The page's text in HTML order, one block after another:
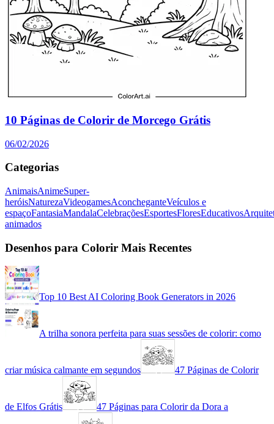
10 Páginas de Colorir de Morcego Grátis
06/02/2026
Categorias
AnimaisAnimeSuper-
heróisNaturezaVideogamesAconcheganteVeículos e
espaçoFantasiaMandalaCelebraçõesEsportesFloresEducativos
animados
Desenhos para Colorir Mais Recentes
Top 10 Best AI Coloring Book Generators in 2026
A trilha sonora perfeita para suas sessões de colorir: como
criar música calmante em segundos 47 Páginas de Colorir
de Elfos Grátis 47 Páginas para Colorir da Dora a